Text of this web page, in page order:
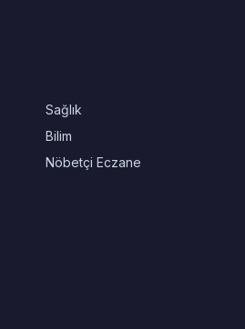
Sağlık
Bilim
Nöbetçi Eczane